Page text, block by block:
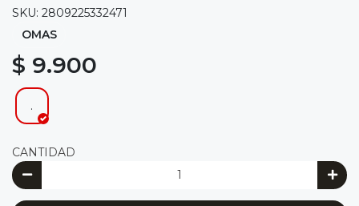
SKU: 2809225332471
OMAS
$ 9.900
.
CANTIDAD